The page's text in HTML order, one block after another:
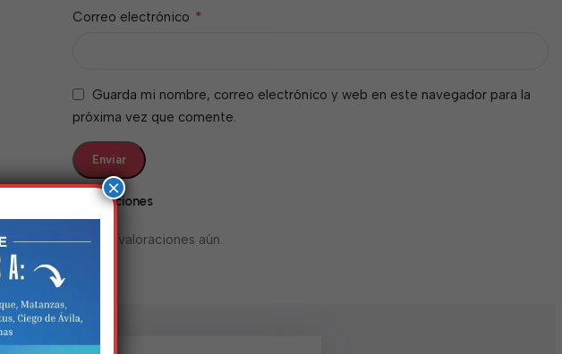
Valoraciones
No hay valoraciones aún.
Correo electrónico *
Guarda mi nombre, correo electrónico y web en este navegador para la
próxima vez que comente.
×